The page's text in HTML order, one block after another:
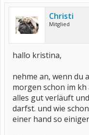
Christi
Mitglied
hallo kristina,
nehme an, wenn du
morgen schon im kh
alles gut verläuft
darfst. und wie
einer hand so